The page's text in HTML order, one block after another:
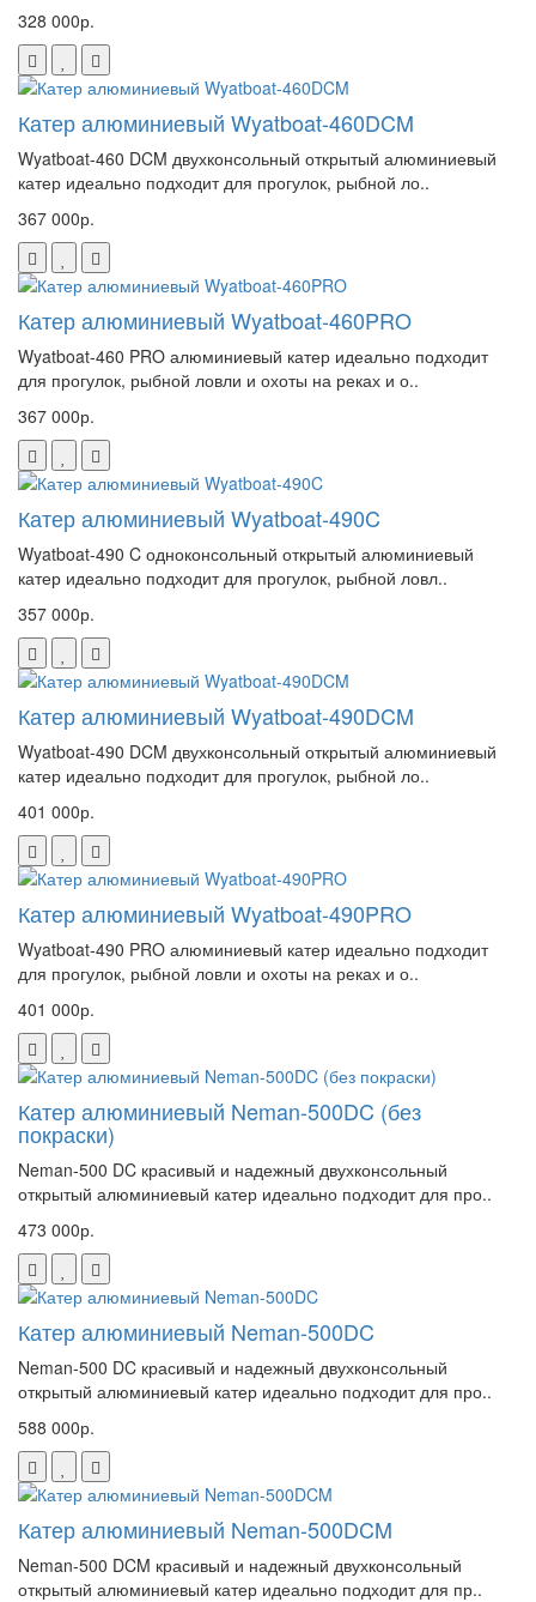
328 000р.
Катер алюминиевый Wyatboat-460DCM
Wyatboat-460 DCM двухконсольный открытый алюминиевый
катер идеально подходит для прогулок, рыбной ло..
367 000р.
Катер алюминиевый Wyatboat-460PRO
Wyatboat-460 PRO алюминиевый катер идеально подходит
для прогулок, рыбной ловли и охоты на реках и о..
367 000р.
Катер алюминиевый Wyatboat-490C
Wyatboat-490 C одноконсольный открытый алюминиевый
катер идеально подходит для прогулок, рыбной ловл..
357 000р.
Катер алюминиевый Wyatboat-490DCM
Wyatboat-490 DCM двухконсольный открытый алюминиевый
катер идеально подходит для прогулок, рыбной ло..
401 000р.
Катер алюминиевый Wyatboat-490PRO
Wyatboat-490 PRO алюминиевый катер идеально подходит
для прогулок, рыбной ловли и охоты на реках и о..
401 000р.
Катер алюминиевый Neman-500DC (без
покраски)
Neman-500 DC красивый и надежный двухконсольный
открытый алюминиевый катер идеально подходит для про..
473 000р.
Катер алюминиевый Neman-500DC
Neman-500 DC красивый и надежный двухконсольный
открытый алюминиевый катер идеально подходит для про..
588 000р.
Катер алюминиевый Neman-500DCM
Neman-500 DCM красивый и надежный двухконсольный
открытый алюминиевый катер идеально подходит для пр..